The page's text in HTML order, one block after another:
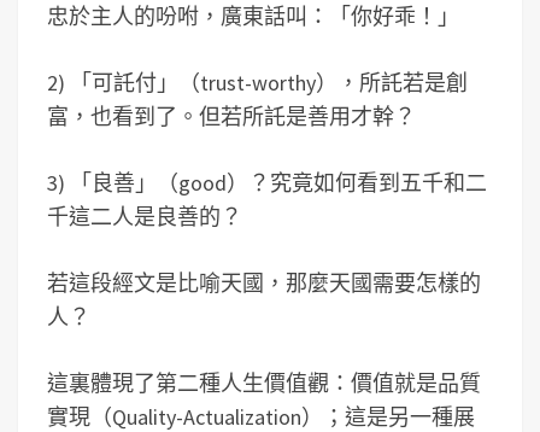
忠於主人的吩咐，廣東話叫：「你好乖！」
2) 「可託付」（trust-worthy），所託若是創
富，也看到了。但若所託是善用才幹？
3) 「良善」（good）？究竟如何看到五千和二
千這二人是良善的？
若這段經文是比喻天國，那麼天國需要怎樣的
人？
這裏體現了第二種人生價值觀：價值就是品質
實現（Quality-Actualization）；這是另一種展